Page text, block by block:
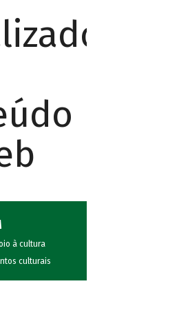
à cultura
culturais